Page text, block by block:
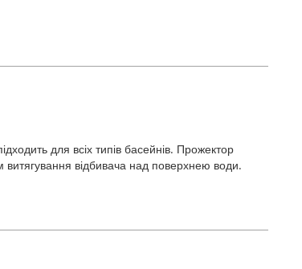
для всіх типів басейнів. Прожектор
витягування відбивача над поверхнею води.